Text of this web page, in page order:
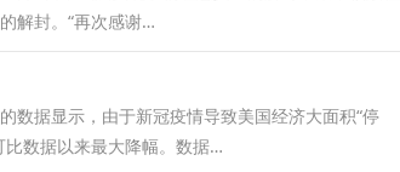
解封。“再次感谢…
数据显示，由于新冠疫情导致美国经济大面积“停
数据以来最大降幅。数据…